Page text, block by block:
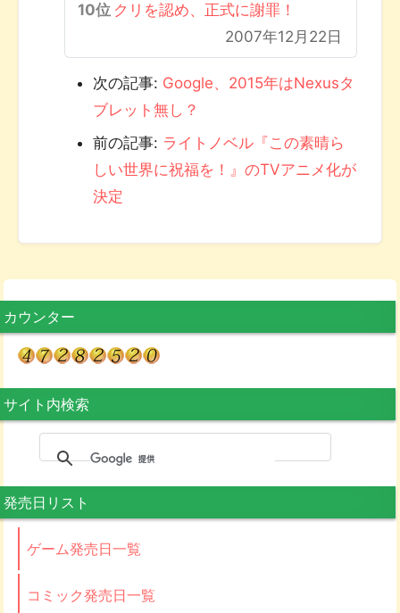
クリを認め、正式に謝罪！
2007年12月22日
次の記事: Google、2015年はNexusタ
ブレット無し？
前の記事: ライトノベル『この素晴ら
しい世界に祝福を！』のTVアニメ化が
決定
カウンター
サイト内検索
発売日リスト
ゲーム発売日一覧
コミック発売日一覧